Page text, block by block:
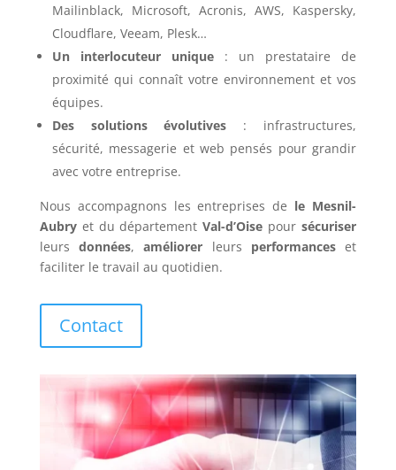
Mailinblack, Microsoft, Acronis, AWS, Kaspersky,
Cloudflare, Veeam, Plesk…
Un interlocuteur unique: un prestataire de
proximité qui connaît votre environnement et vos
équipes.
Des solutions évolutives : infrastructures,
sécurité, messagerie et web pensés pour grandir
avec votre entreprise.
Nous accompagnons les entreprises de le Mesnil-
Aubryet du départementVal-d’Oise poursécuriser
leursdonnées,améliorer leurs performanceset
faciliter le travail au quotidien.
Contact